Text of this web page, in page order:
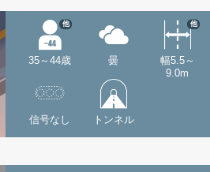
35～44歳
他
曇
幅5.5～
9.0m
他
信号なし トンネル